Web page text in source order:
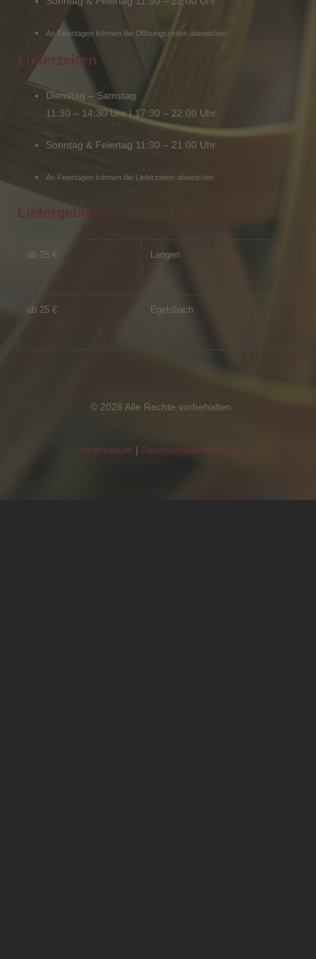
An Feiertagen können die Öffnungszeiten abweichen
Lieferzeiten
Dienstag – Samstag
11:30 – 14:30 Uhr | 17:30 – 22:00 Uhr
Sonntag & Feiertag 11:30 – 21:00 Uhr
An Feiertagen können die Lieferzeiten abweichen
Liefergebiete
ab 25 € Langen
ab 25 € Egelsbach
© 2026 Alle Rechte vorbehalten
Impressum | Datenschutzerklärung